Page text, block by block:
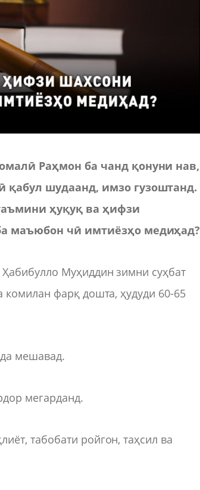
Раҳмон ба чанд қонуни нав,
шудаанд, имзо гузоштанд.
ҳуқуқ ва ҳифзи
маъюбон чӣ имтиёзҳо медиҳад?
Муҳиддин зимни суҳбат
комилан фарқ дошта, ҳудуди 60-65
мешавад.
мегарданд.
табобати ройгон, таҳсил ва